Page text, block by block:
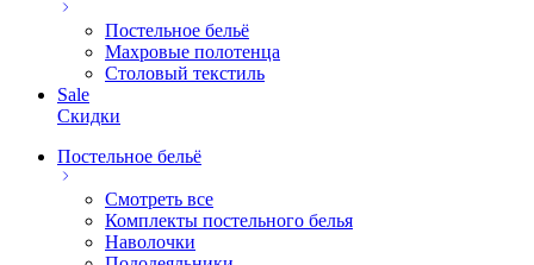
Постельное бельё
Махровые полотенца
Столовый текстиль
Sale
Скидки
Постельное бельё
Смотреть все
Комплекты постельного белья
Наволочки